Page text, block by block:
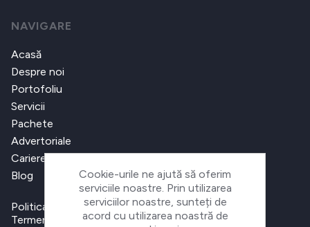
NAVIGARE
Acasă
Despre noi
Portofoliu
Servicii
Pachete
Advertoriale
Cariere
Blog
Politica de confidențialitate
Termeni și condiții
Cookie-urile ne ajută să oferim
serviciile noastre. Prin utilizarea
serviciilor noastre, sunteți de
acord cu utilizarea noastră de